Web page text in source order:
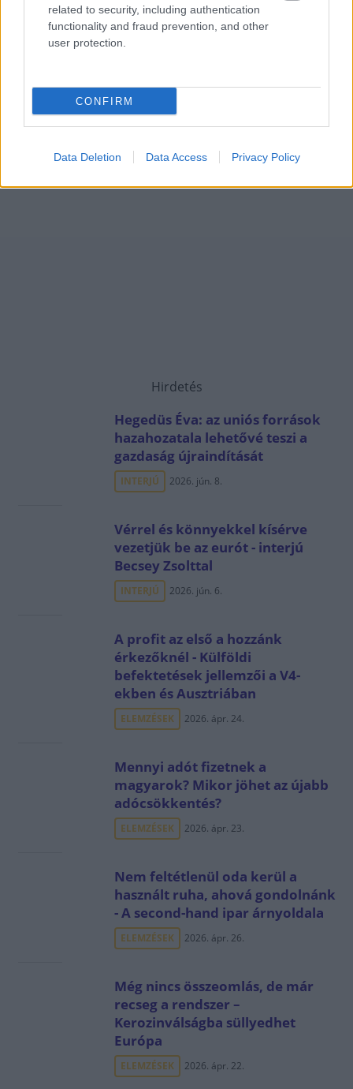
related to security, including authentication
functionality and fraud prevention, and other
user protection.
CONFIRM
Data Deletion Data Access Privacy Policy
Hirdetés
Hegedüs Éva: az uniós források
hazahozatala lehetővé teszi a
gazdaság újraindítását
INTERJÚ 2026. jún. 8.
Vérrel és könnyekkel kísérve
vezetjük be az eurót - interjú
Becsey Zsolttal
INTERJÚ 2026. jún. 6.
A profit az első a hozzánk
érkezőknél - Külföldi
befektetések jellemzői a V4-
ekben és Ausztriában
ELEMZÉSEK 2026. ápr. 24.
Mennyi adót fizetnek a
magyarok? Mikor jöhet az újabb
adócsökkentés?
ELEMZÉSEK 2026. ápr. 23.
Nem feltétlenül oda kerül a
használt ruha, ahová gondolnánk
- A second-hand ipar árnyoldala
ELEMZÉSEK 2026. ápr. 26.
Még nincs összeomlás, de már
recseg a rendszer –
Kerozinválságba süllyedhet
Európa
ELEMZÉSEK 2026. ápr. 22.